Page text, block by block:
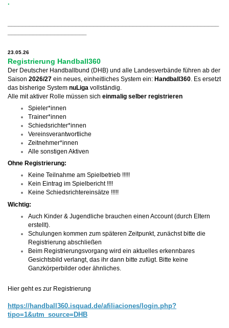
.
23.05.26
Registrierung Handball360
Der Deutscher Handballbund (DHB) und alle Landesverbände führen ab der
Saison 2026/27 ein neues, einheitliches System ein: Handball360 . Es ersetzt
das bisherige System nuLiga vollständig.
Alle mit aktiver Rolle müssen sich einmalig selber registrieren
Spieler*innen
Trainer*innen
Schiedsrichter*innen
Vereinsverantwortliche
Zeitnehmer*innen
Alle sonstigen Aktiven
Ohne Registrierung:
Keine Teilnahme am Spielbetrieb !!!!!
Kein Eintrag im Spielbericht !!!!
Keine Schiedsrichtereinsätze !!!!!
Wichtig:
Auch Kinder & Jugendliche brauchen einen Account (durch Eltern
erstellt).
Schulungen kommen zum späteren Zeitpunkt, zunächst bitte die
Registrierung abschließen
Beim Registrierungsvorgang wird ein aktuelles erkennbares
Gesichtsbild verlangt, das ihr dann bitte zufügt. Bitte keine
Ganzkörperbilder oder ähnliches.
Hier geht es zur Registrierung
https://handball360.isquad.de/afiliaciones/login.php?
tipo=1&utm_source=DHB